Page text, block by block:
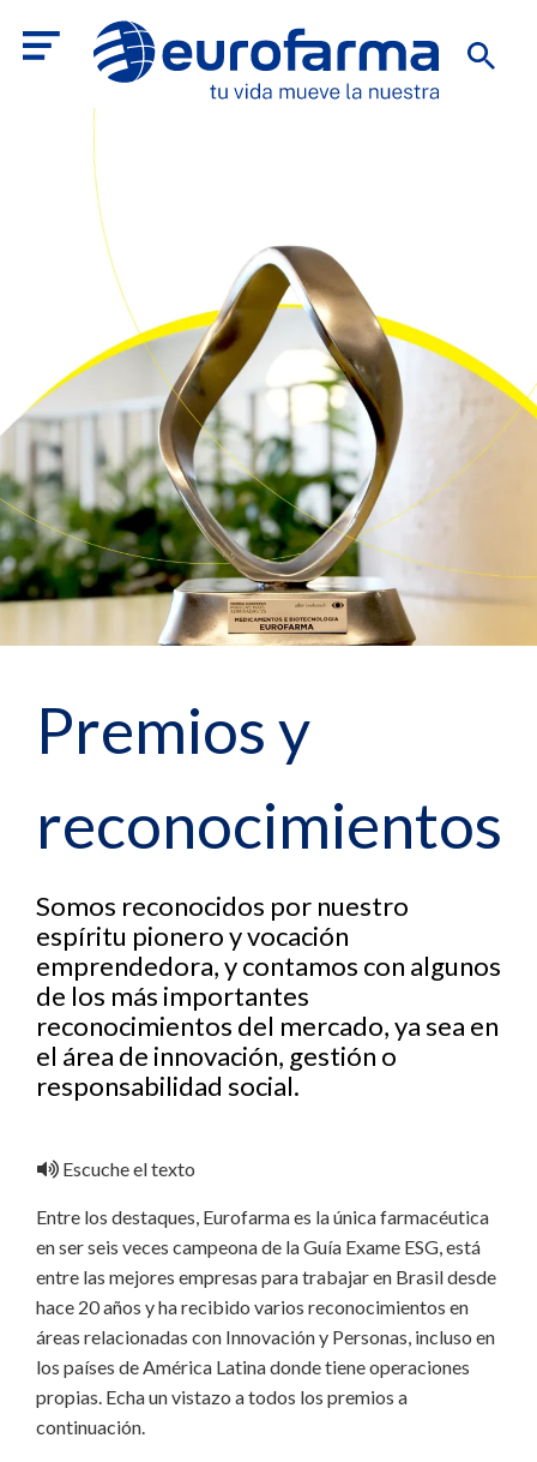
Premios y
reconocimientos
Somos reconocidos por nuestro
espíritu pionero y vocación
emprendedora, y contamos con algunos
de los más importantes
reconocimientos del mercado, ya sea en
el área de innovación, gestión o
responsabilidad social.
Escuche el texto
Entre los destaques, Eurofarma es la única farmacéutica
en ser seis veces campeona de la Guía Exame ESG, está
entre las mejores empresas para trabajar en Brasil desde
hace 20 años y ha recibido varios reconocimientos en
áreas relacionadas con Innovación y Personas, incluso en
los países de América Latina donde tiene operaciones
propias. Echa un vistazo a todos los premios a
continuación.